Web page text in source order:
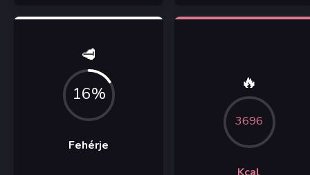
🥩
16%
Fehérje
🔥
3696